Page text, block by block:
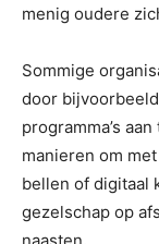
menig oudere
Sommige
door
programma’s
manieren om
bellen of digitaal
gezelschap op